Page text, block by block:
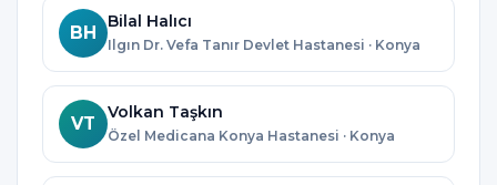
BH
Bilal Halıcı
Ilgın Dr. Vefa Tanır Devlet Hastanesi · Konya
VT
Volkan Taşkın
Özel Medicana Konya Hastanesi · Konya